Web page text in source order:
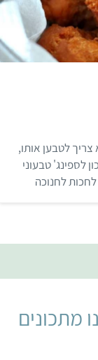
רשימה של
לסופגניות
חג שמח ומתוק!
צריך לטבען אותו,
לספינג' טבעוני
לחנוכה
מתכונים